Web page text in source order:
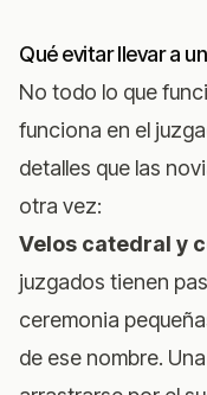
Qué evitar llevar a
No todo lo que
funciona en el
detalles que las
otra vez:
Velos catedral y
juzgados tienen
ceremonia
de ese nombre.